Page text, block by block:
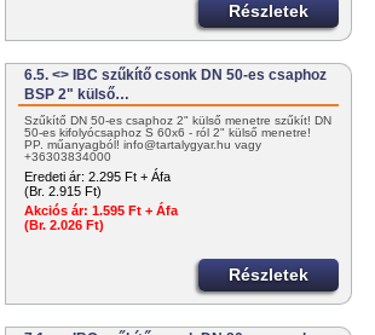
Részletek
6.5. <> IBC szűkítő csonk DN 50-es csaphoz
BSP 2" külső…
Szűkítő DN 50-es csaphoz 2" külső menetre szűkít! DN
50-es kifolyócsaphoz S 60x6 - ról 2" külső menetre!
PP. műanyagból! info@tartalygyar.hu vagy
+36303834000
Eredeti ár: 2.295 Ft + Áfa
(Br. 2.915 Ft)
Akciós ár: 1.595 Ft + Áfa
(Br. 2.026 Ft)
Részletek